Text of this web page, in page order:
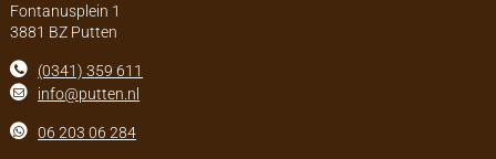
Fontanusplein 1
3881 BZ Putten
(0341) 359 611
info@putten.nl
06 203 06 284